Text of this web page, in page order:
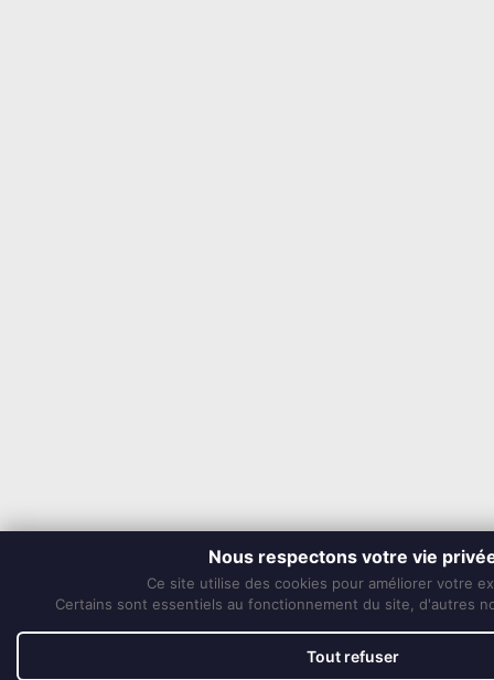
Nous respectons votre vie
Ce site utilise des cookies pour améliorer votre
Certains sont essentiels au fonctionnement du site, d'autres
Tout refuser